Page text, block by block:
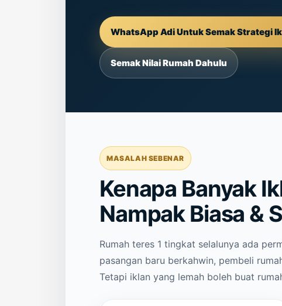
WhatsApp Adi Untuk Semak Strategi
Semak Nilai Rumah Dahulu
MASALAH SEBENAR
Kenapa Banyak
Nampak Biasa &
Rumah teres 1 tingkat selalunya ada
pasangan baru berkahwin, pembeli
Tetapi iklan yang lemah boleh buat